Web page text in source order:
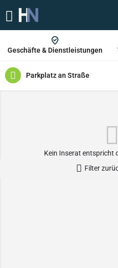
Geschäfte & Dienstleistungen
Parkplatz an Straße
Kein Inserat entspricht
Filter